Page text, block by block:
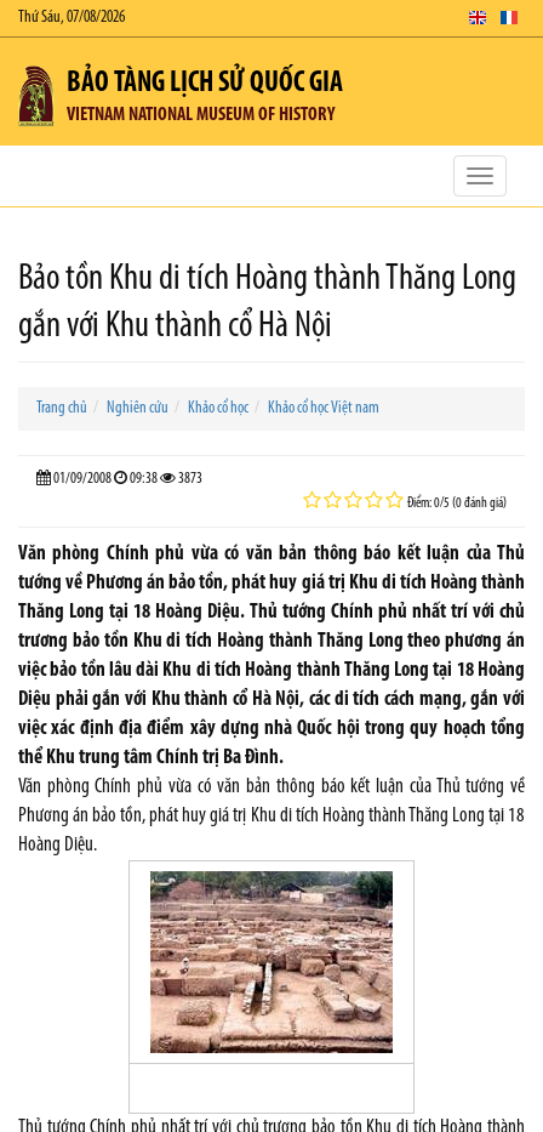
Thứ Sáu, 07/08/2026
BẢO TÀNG LỊCH SỬ QUỐC GIA
VIETNAM NATIONAL MUSEUM OF HISTORY
Toggle
Bảo tồn Khu di tích Hoàng thành Thăng Long
gắn với Khu thành cổ Hà Nội
Trang chủ Nghiên cứu Khảo cổ học Khảo cổ học Việt nam
01/09/2008 09:38 3873
Điểm: 0/5 (0 đánh giá)
Văn phòng Chính phủ vừa có văn bản thông báo kết luận của Thủ
tướng về Phương án bảo tồn, phát huy giá trị Khu di tích Hoàng thành
Thăng Long tại 18 Hoàng Diệu. Thủ tướng Chính phủ nhất trí với chủ
trương bảo tồn Khu di tích Hoàng thành Thăng Long theo phương án
việc bảo tồn lâu dài Khu di tích Hoàng thành Thăng Long tại 18 Hoàng
Diệu phải gắn với Khu thành cổ Hà Nội, các di tích cách mạng, gắn với
việc xác định địa điểm xây dựng nhà Quốc hội trong quy hoạch tổng
thể Khu trung tâm Chính trị Ba Đình.
Văn phòng Chính phủ vừa có văn bản thông báo kết luận của Thủ tướng về
Phương án bảo tồn, phát huy giá trị Khu di tích Hoàng thành Thăng Long tại 18
Hoàng Diệu.
Thủ tướng Chính phủ nhất trí với chủ trương bảo tồn Khu di tích Hoàng thành